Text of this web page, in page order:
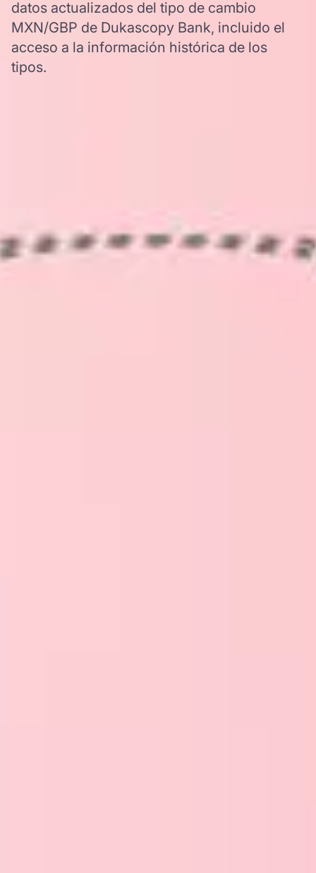
datos actualizados del tipo de cambio
MXN/GBP de Dukascopy Bank, incluido el
acceso a la información histórica de los
tipos.